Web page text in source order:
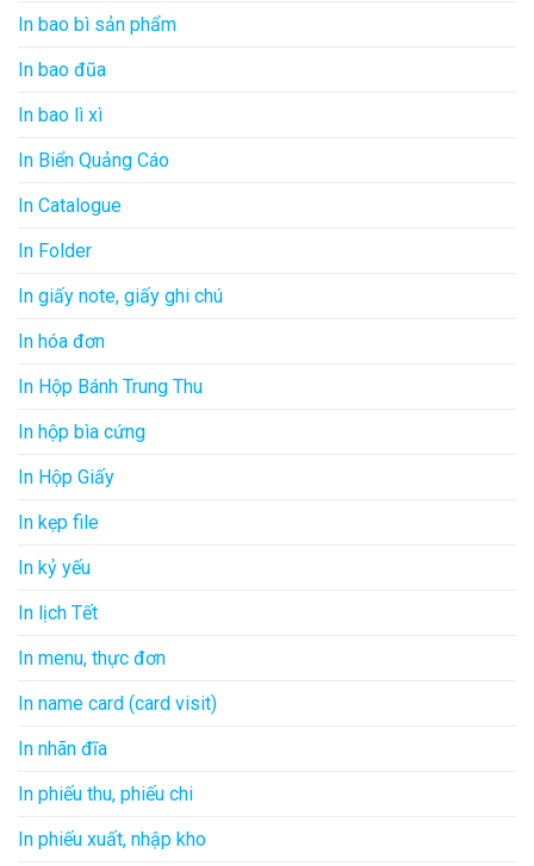
In bao bì sản phẩm
In bao đũa
In bao lì xì
In Biển Quảng Cáo
In Catalogue
In Folder
In giấy note, giấy ghi chú
In hóa đơn
In Hộp Bánh Trung Thu
In hộp bìa cứng
In Hộp Giấy
In kẹp file
In kỷ yếu
In lịch Tết
In menu, thực đơn
In name card (card visit)
In nhãn đĩa
In phiếu thu, phiếu chi
In phiếu xuất, nhập kho